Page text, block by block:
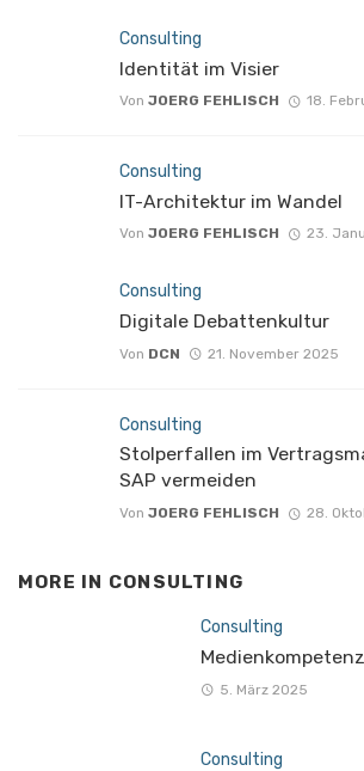
Consulting
Identität im Visier
Von JOERG FEHLISCH 18.
Consulting
IT-Architektur im Wandel
Von JOERG FEHLISCH 23.
Consulting
Digitale Debattenkultur
Von DCN 21. November 2025
Consulting
Stolperfallen im
SAP vermeiden
Von JOERG FEHLISCH 28.
MORE IN CONSULTING
Consulting
5. März 2025
Consulting